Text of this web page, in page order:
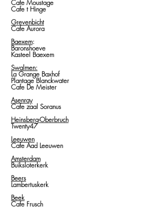
Cafe Moustage
Cafe t Hinge
Grevenbicht
Cafe Aurora
Baexem:
Baronshoeve
Kasteel Baexem
Swalmen:
La Grange Baxhof
Plantage Blanckwater
Cafe De Meister
Asenray
Cafe zaal Soranus
Heinsberg-Oberbruch
Twenty47
Leeuwen
Cafe Aad Leeuwen
Amsterdam
Buiksloterkerk
Beers
Lambertuskerk
Beek
Cafe Frusch